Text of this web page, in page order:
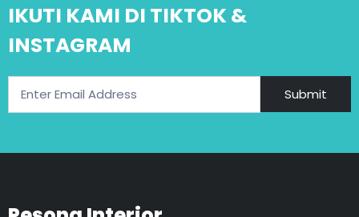
IKUTI KAMI DI TIKTOK &
INSTAGRAM
Submit